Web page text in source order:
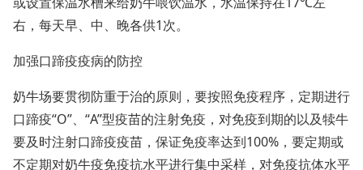
右，每天早、中、晚各供1次。
加强口蹄疫疫病的防控
奶牛场要贯彻防重于治的原则，要按照免疫程序，定期进行
口蹄疫“O”、“A”型疫苗的注射免疫，对免疫到期的以及犊牛
要及时注射口蹄疫疫苗，保证免疫率达到100%，要定期或
不定期对奶牛疫免疫抗水平进行集中采样，对免疫抗体水平